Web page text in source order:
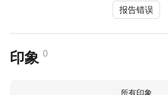
报告错误
印象 0
所有印象